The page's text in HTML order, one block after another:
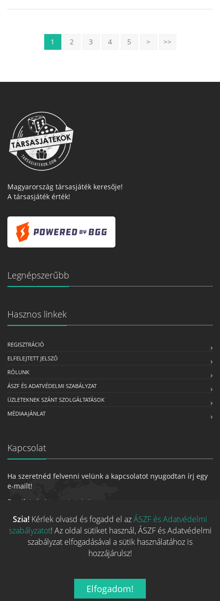
1 2 3 4 5 > >>
Magyarország társasjáték keresője!
A társasjáték érték!
Legnépszerűbb
Hasznos linkek
REGISZTRÁCIÓ
ELFELEJTETT JELSZÓ
RÓLUNK
ÁSZF ÉS ADATVÉDELMI SZABÁLYZAT
ÜZLETEKNEK SZÁNT SZOLGÁLTATÁSOK
MÉDIAAJÁNLAT
Kapcsolat
Ha szeretnéd felvenni velünk a kapcsolatot nyugodtan írj egy
e-mailt!
Email: info@tarsasjatekok.com
2026 © Minden jog fenntarva.A játékokhoz kapcsolódó adatok
Szia! Kérlek olvasd és fogadd el azÁSZF és Adatvédelmi
szabályzatot! Az oldal sütiket használ, ÁSZF és Adatvédelmi
szabályzat elfogadásával a sütik használatához is
hozzájárulsz!
Elfogadom!